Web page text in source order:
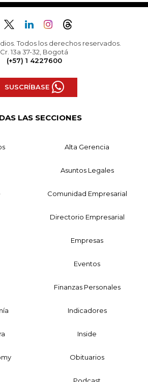
Todos los derechos reservados.
Cr. 13a 37-32, Bogotá
(+57) 1 4227600
SUSCRÍBASE
LAS SECCIONES
Alta Gerencia
Asuntos Legales
Comunidad Empresarial
Directorio Empresarial
Empresas
Eventos
Finanzas Personales
Indicadores
Inside
Obituarios
Podcast